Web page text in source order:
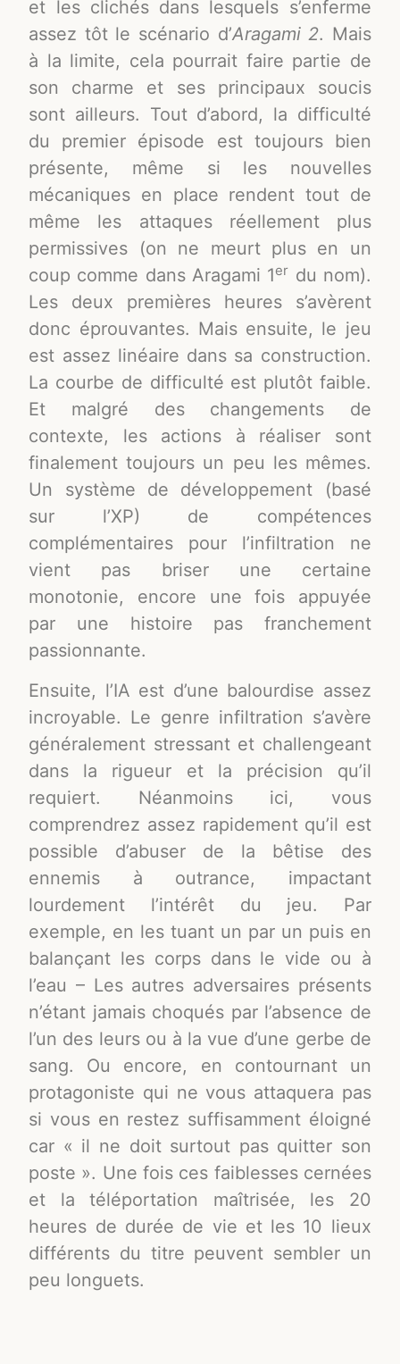
et les clichés dans lesquels s’enferme
assez tôt le scénario d’Aragami 2. Mais
à la limite, cela pourrait faire partie de
son charme et ses principaux soucis
sont ailleurs. Tout d’abord, la difficulté
du premier épisode est toujours bien
présente, même si les nouvelles
mécaniques en place rendent tout de
même les attaques réellement plus
permissives (on ne meurt plus en un
coup comme dans Aragami 1er du nom).
Les deux premières heures s’avèrent
donc éprouvantes. Mais ensuite, le jeu
est assez linéaire dans sa construction.
La courbe de difficulté est plutôt faible.
Et malgré des changements de
contexte, les actions à réaliser sont
finalement toujours un peu les mêmes.
Un système de développement (basé
sur l’XP) de compétences
complémentaires pour l’infiltration ne
vient pas briser une certaine
monotonie, encore une fois appuyée
par une histoire pas franchement
passionnante.
Ensuite, l’IA est d’une balourdise assez
incroyable. Le genre infiltration s’avère
généralement stressant et challengeant
dans la rigueur et la précision qu’il
requiert. Néanmoins ici, vous
comprendrez assez rapidement qu’il est
possible d’abuser de la bêtise des
ennemis à outrance, impactant
lourdement l’intérêt du jeu. Par
exemple, en les tuant un par un puis en
balançant les corps dans le vide ou à
l’eau – Les autres adversaires présents
n’étant jamais choqués par l’absence de
l’un des leurs ou à la vue d’une gerbe de
sang. Ou encore, en contournant un
protagoniste qui ne vous attaquera pas
si vous en restez suffisamment éloigné
car « il ne doit surtout pas quitter son
poste ». Une fois ces faiblesses cernées
et la téléportation maîtrisée, les 20
heures de durée de vie et les 10 lieux
différents du titre peuvent sembler un
peu longuets.